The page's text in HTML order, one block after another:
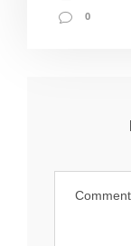
0